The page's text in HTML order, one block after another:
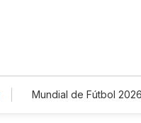
Mundial de Fútbol 2026